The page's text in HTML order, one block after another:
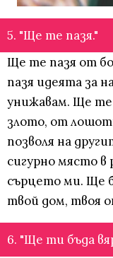
5. "Ще те пазя."
Ще те пазя от
пазя идеята за
унижавам. Ще
злото, от
позволя на
сигурно място
сърцето ми. Ще
твой дом, твоя
6. "Ще ти бъда